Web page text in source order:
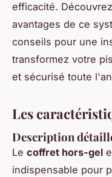
efficacité.
avantages de ce
conseils pour une
transformez votre
et sécurisé toute
Les
Description
Le coffret hors-gel
indispensable pour